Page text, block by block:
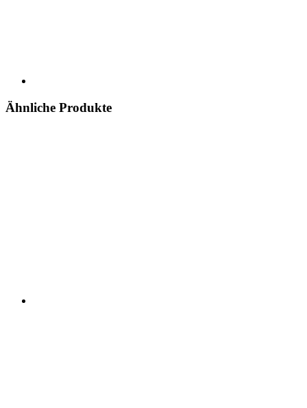
Ähnliche Produkte